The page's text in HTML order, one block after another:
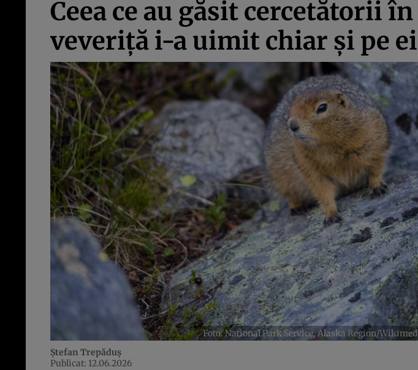
Ceea ce au găsit cercetătorii
veveriță i-a uimit chiar și pe ei
Foto: National Park Service, Alaska Region/
Ștefan Trepăduș
Publicat: 12.06.2026